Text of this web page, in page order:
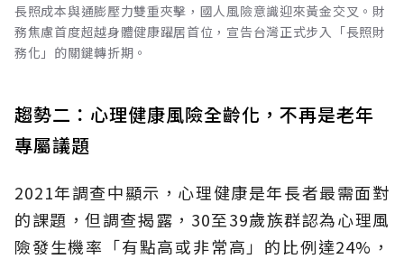
長照成本與通膨壓力雙重夾擊，國人風險意識迎來黃金交叉。財
務焦慮首度超越身體健康躍居首位，宣告台灣正式步入「長照財
務化」的關鍵轉折期。
趨勢二：心理健康風險全齡化，不再是老年
專屬議題
2021年調查中顯示，心理健康是年長者最需面對
的課題，但調查揭露，30至39歲族群認為心理風
險發生機率「有點高或非常高」的比例達24%，